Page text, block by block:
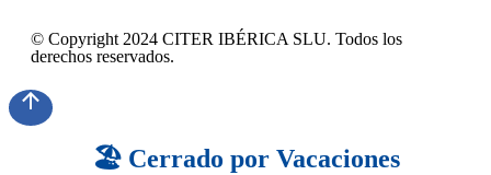
© Copyright 2024 CITER IBÉRICA SLU. Todos los
derechos reservados.
🏖️ Cerrado por Vacaciones